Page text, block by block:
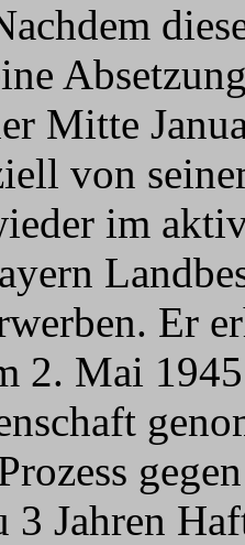
Mitte
von
im
Er
2. Mai
3 Jahren